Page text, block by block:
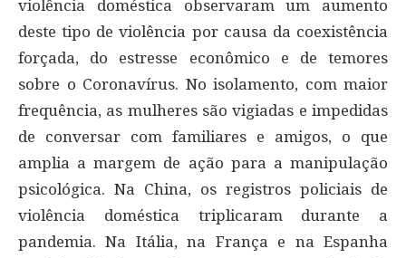
violência doméstica observaram um aumento
deste tipo de violência por causa da coexistência
forçada, do estresse econômico e de temores
sobre o Coronavírus. No isolamento, com maior
frequência, as mulheres são vigiadas e impedidas
de conversar com familiares e amigos, o que
amplia a margem de ação para a manipulação
psicológica. Na China, os registros policiais de
violência doméstica triplicaram durante a
pandemia. Na Itália, na França e na Espanha